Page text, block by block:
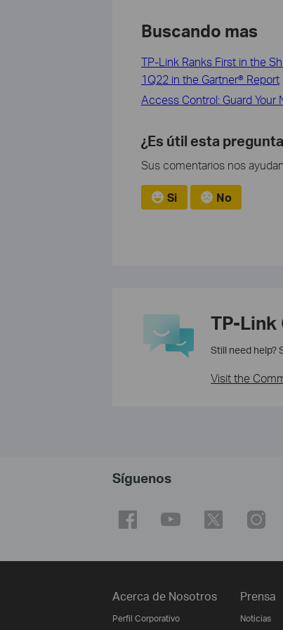
Buscando mas
TP-Link Ranks First in the
1Q22 in the Gartner® Report
Access Control: Guard Your
¿Es útil esta
Sus comentarios nos
Si No
TP-
Still need help?
Visit the
Síguenos
Acerca de Nosotros
Perfil Corporativo
Prensa
Noticias